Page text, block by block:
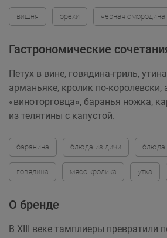
вишня орехи черная смородина
Гастрономические
Петух в вине, говядина-гриль,
арманьяке, кролик по-королевски,
«виноторговца», баранья ножка,
из телятины с капустой.
баранина блюда из дичи блюда
говядина мясо кролика утка
О бренде
В XIII веке тамплиеры превратили